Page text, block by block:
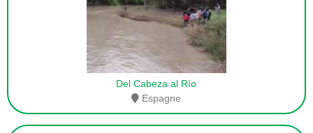
Del Cabeza al Río
Espagne